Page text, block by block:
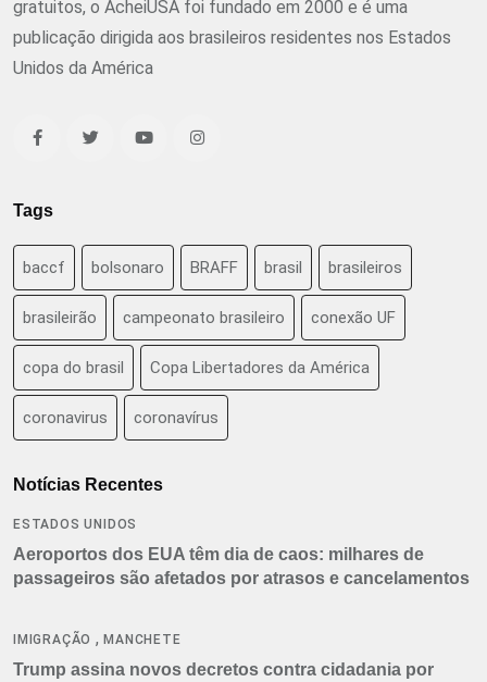
gratuitos, o AcheiUSA foi fundado em 2000 e é uma
publicação dirigida aos brasileiros residentes nos Estados
Unidos da América
Tags
baccf bolsonaro BRAFF brasil brasileiros
brasileirão campeonato brasileiro conexão UF
copa do brasil Copa Libertadores da América
coronavirus coronavírus
Notícias Recentes
ESTADOS UNIDOS
Aeroportos dos EUA têm dia de caos: milhares de
passageiros são afetados por atrasos e cancelamentos
IMIGRAÇÃO ,MANCHETE
Trump assina novos decretos contra cidadania por